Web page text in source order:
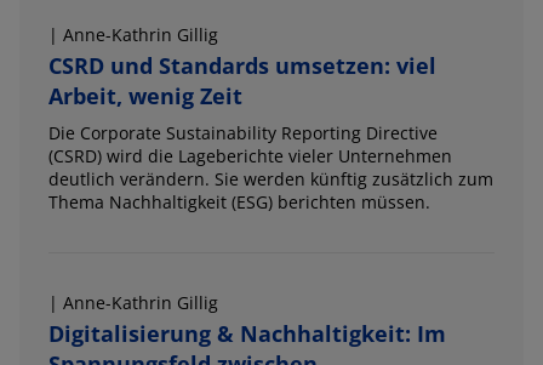
| Anne-Kathrin Gillig
CSRD und Standards umsetzen: viel
Arbeit, wenig Zeit
Die Corporate Sustainability Reporting Directive
(CSRD) wird die Lageberichte vieler Unternehmen
deutlich verändern. Sie werden künftig zusätzlich zum
Thema Nachhaltigkeit (ESG) berichten müssen.
| Anne-Kathrin Gillig
Digitalisierung & Nachhaltigkeit: Im